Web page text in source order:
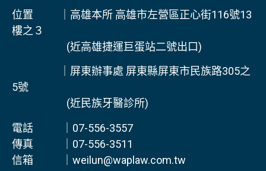
位置 ｜高雄本所 高雄市左營區正心街116號13
樓之３
(近高雄捷運巨蛋站二號出口)
｜屏東辦事處 屏東縣屏東市民族路305之
5號
(近民族牙醫診所)
電話 ｜07-556-3557
傳真 ｜07-556-3511
信箱 ｜weilun@waplaw.com.tw